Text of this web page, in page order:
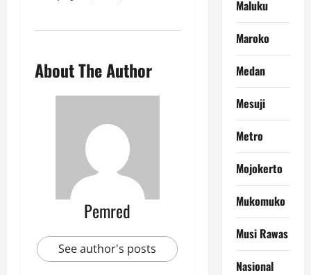
About The Author
Pemred
See author's posts
Maluku
Maroko
Medan
Mesuji
Metro
Mojokerto
Mukomuko
Musi Rawas
Nasional